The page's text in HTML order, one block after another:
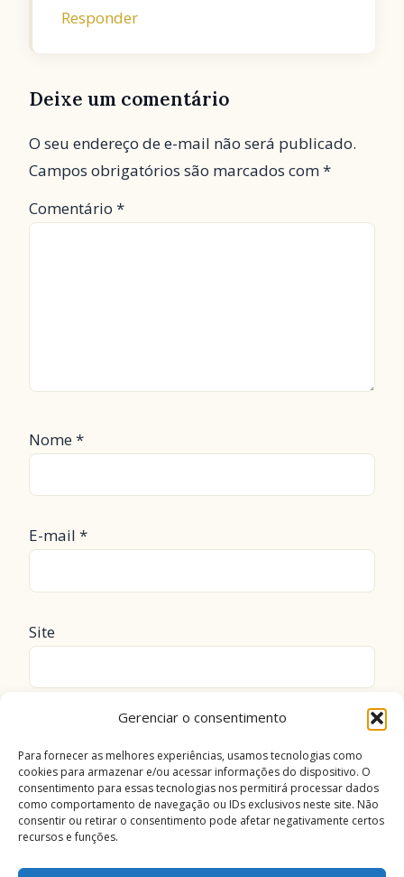
Gerenciar o consentimento
Para fornecer as melhores experiências, usamos tecnologias como
cookies para armazenar e/ou acessar informações do dispositivo. O
consentimento para essas tecnologias nos permitirá processar dados
como comportamento de navegação ou IDs exclusivos neste site. Não
consentir ou retirar o consentimento pode afetar negativamente certos
recursos e funções.
Responder
Deixe um comentário
O seu endereço de e-mail não será publicado.
Campos obrigatórios são marcados com*
Comentário *
Nome*
E-mail *
Site
Salvar meus dados neste navegador para a
próxima vez que eu comentar.